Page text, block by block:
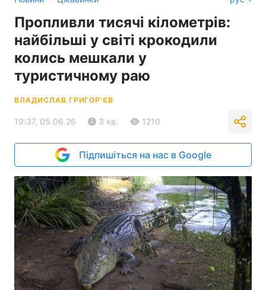
Пропливли тисячі кілометрів:
найбільші у світі крокодили
колись мешкали у
туристичному раю
ВЛАДИСЛАВ ГРИГОР'ЄВ
19:37, 05.06.26 3 хв. 1210
Підпишіться на нас в Google